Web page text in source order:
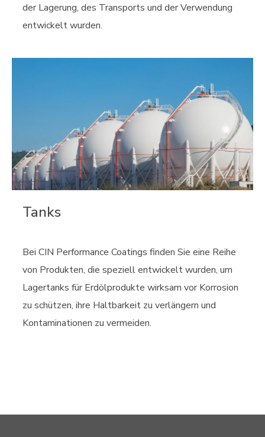
der Lagerung, des Transports und der Verwendung
entwickelt wurden.
Tanks
Bei CIN Performance Coatings finden Sie eine Reihe
von Produkten, die speziell entwickelt wurden, um
Lagertanks für Erdölprodukte wirksam vor Korrosion
zu schützen, ihre Haltbarkeit zu verlängern und
Kontaminationen zu vermeiden.